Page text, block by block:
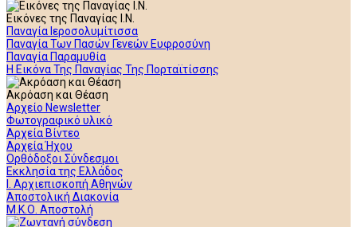
Εικόνες της Παναγίας Ι.Ν.
Παναγία Ιεροσολυμίτισσα
Παναγία Των Πασών Γενεών Ευφροσύνη
Παναγία Παραμυθία
Η Εικόνα Της Παναγίας Της Πορταϊτίσσης
Ακρόαση και Θέαση
Αρχείο Newsletter
Φωτογραφικό υλικό
Αρχεία Βίντεο
Αρχεία Ήχου
Ορθόδοξοι Σύνδεσμοι
Εκκλησία της Ελλάδος
Ι. Αρχιεπισκοπή Αθηνών
Αποστολική Διακονία
Μ.Κ.Ο. Αποστολή